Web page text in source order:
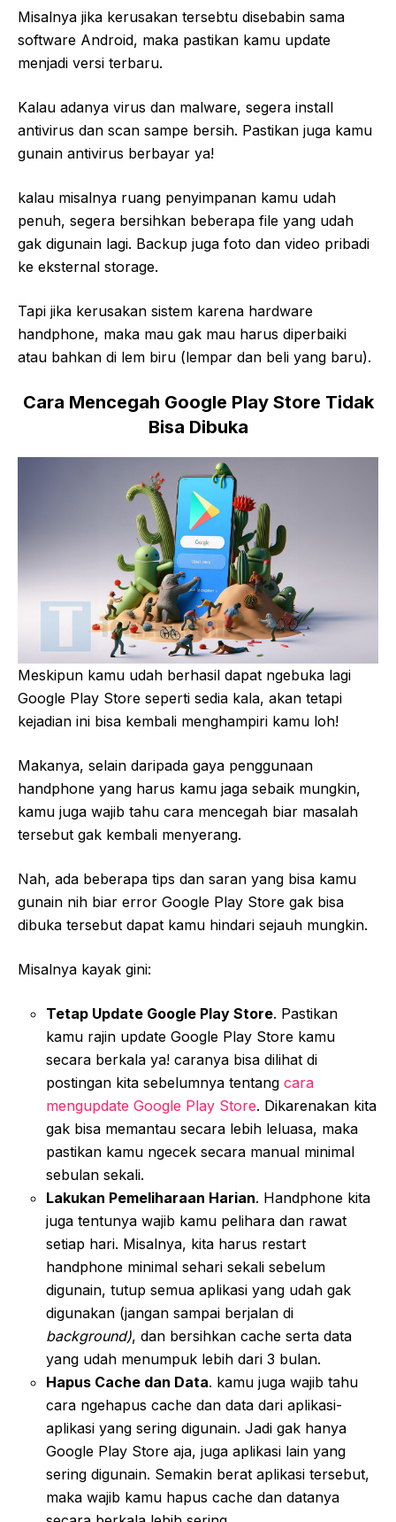
Misalnya jika kerusakan tersebtu disebabin sama
software Android, maka pastikan kamu update
menjadi versi terbaru.
Kalau adanya virus dan malware, segera install
antivirus dan scan sampe bersih. Pastikan juga kamu
gunain antivirus berbayar ya!
kalau misalnya ruang penyimpanan kamu udah
penuh, segera bersihkan beberapa file yang udah
gak digunain lagi. Backup juga foto dan video pribadi
ke eksternal storage.
Tapi jika kerusakan sistem karena hardware
handphone, maka mau gak mau harus diperbaiki
atau bahkan di lem biru (lempar dan beli yang baru).
Cara Mencegah Google Play Store Tidak
Bisa Dibuka
Meskipun kamu udah berhasil dapat ngebuka lagi
Google Play Store seperti sedia kala, akan tetapi
kejadian ini bisa kembali menghampiri kamu loh!
Makanya, selain daripada gaya penggunaan
handphone yang harus kamu jaga sebaik mungkin,
kamu juga wajib tahu cara mencegah biar masalah
tersebut gak kembali menyerang.
Nah, ada beberapa tips dan saran yang bisa kamu
gunain nih biar error Google Play Store gak bisa
dibuka tersebut dapat kamu hindari sejauh mungkin.
Misalnya kayak gini:
Tetap Update Google Play Store. Pastikan
kamu rajin update Google Play Store kamu
secara berkala ya! caranya bisa dilihat di
postingan kita sebelumnya tentang cara
mengupdate Google Play Store. Dikarenakan kita
gak bisa memantau secara lebih leluasa, maka
pastikan kamu ngecek secara manual minimal
sebulan sekali.
Lakukan Pemeliharaan Harian. Handphone kita
juga tentunya wajib kamu pelihara dan rawat
setiap hari. Misalnya, kita harus restart
handphone minimal sehari sekali sebelum
digunain, tutup semua aplikasi yang udah gak
digunakan (jangan sampai berjalan di
background), dan bersihkan cache serta data
yang udah menumpuk lebih dari 3 bulan.
Hapus Cache dan Data. kamu juga wajib tahu
cara ngehapus cache dan data dari aplikasi-
aplikasi yang sering digunain. Jadi gak hanya
Google Play Store aja, juga aplikasi lain yang
sering digunain. Semakin berat aplikasi tersebut,
maka wajib kamu hapus cache dan datanya